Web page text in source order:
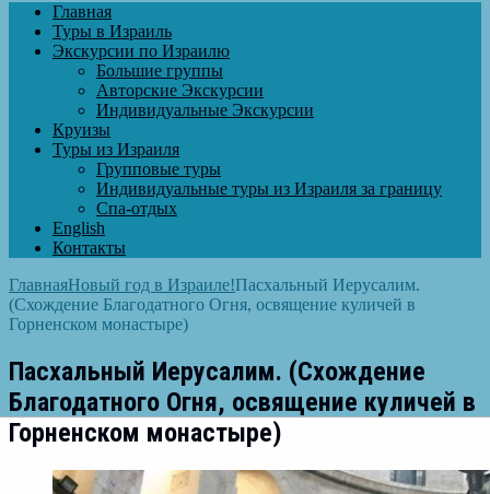
Главная
Туры в Израиль
Экскурсии по Израилю
Большие группы
Авторские Экскурсии
Индивидуальные Экскурсии
Круизы
Туры из Израиля
Групповые туры
Индивидуальные туры из Израиля за границу
Спа-отдых
English
Контакты
ГлавнаяНовый год в Израиле!Пасхальный Иерусалим.
(Схождение Благодатного Огня, освящение куличей в
Горненском монастыре)
Пасхальный Иерусалим. (Схождение
Благодатного Огня, освящение куличей в
Горненском монастыре)